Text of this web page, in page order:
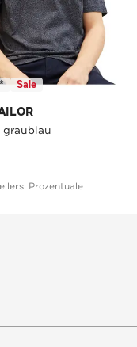
Sale
Prozentuale